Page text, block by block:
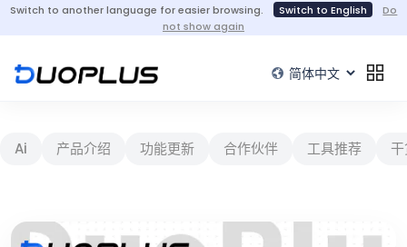
Switch to another language for easier browsing. Switch to English
Do
not show again
Ai 产品介绍 功能更新 合作伙伴 工具推荐